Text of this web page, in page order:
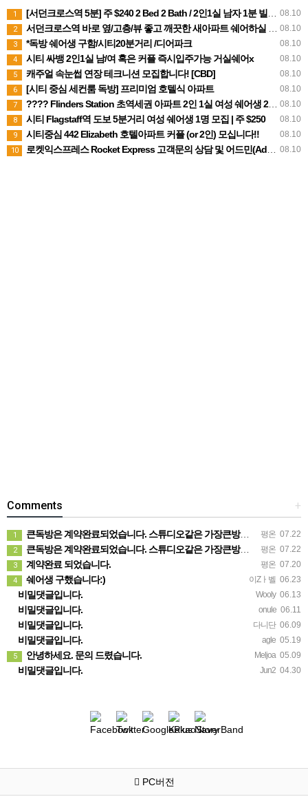
08.10
1 [서던크로스역 5분] 주 $240 2 Bed 2 Bath / 2인1실 남자 1분 빌포함
08.10
2 서던크로스역 바로 옆/고층/뷰 좋고 깨끗한 새아파트 쉐어하실 2인 or 1인 여자분들 구해요.
08.10
3 *독방 쉐어생 구함/시티20분거리 /디어파크
08.10
4 시티 싸뱅 2인1실 남/여 혹은 커플 즉시입주가능 거실쉐어x
08.10
5 캐주얼 속눈썹 연장 테크니션 모집합니다! [CBD]
08.10
6 [시티 중심 세컨룸 독방] 프리미엄 호텔식 아파트
08.10
7 ???? Flinders Station 초역세권 아파트 2인 1실 여성 쉐어생 2명 모집 (주 $210, 빌 포함)
08.10
8 시티 Flagstaff역 도보 5분거리 여성 쉐어생 1명 모집 | 주 $250
08.10
9 시티중심 442 Elizabeth 호텔아파트 커플 (or 2인) 모십니다!!
08.10
10 로켓익스프레스 Rocket Express 고객문의 상담 및 어드민(Admin) 직원을 모집합니다.
+
Comments
평온 07.22
1 큰독방은 계약완료되었습니다. 스튜디오같은 가장큰방을 2인동시 또는 혼자서 큰독방으로도 즉시입주 가능합니다.
평온 07.22
2 큰독방은 계약완료되었습니다. 스튜디오같은 가장큰방을 2인동시 또는 혼자서 큰독방으로도 즉시입주 가능합니다.
평온 07.20
3 계약완료 되었습니다.
이Zㅏ벨 06.23
4 쉐어생 구했습니다:)
Wooly 06.13
비밀댓글입니다.
onule 06.11
비밀댓글입니다.
다니단 06.09
비밀댓글입니다.
agle 05.19
비밀댓글입니다.
Meljoa 05.09
5 안녕하세요. 문의 드렸습니다.
Jun2 04.30
비밀댓글입니다.
PC버전